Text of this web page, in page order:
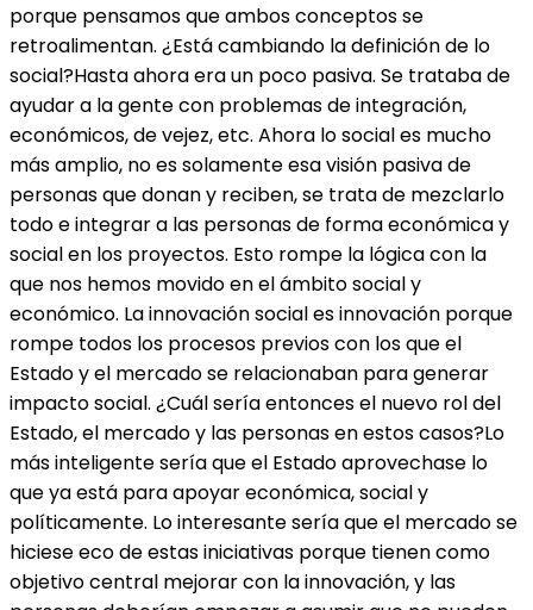
porque pensamos que ambos conceptos se
retroalimentan. ¿Está cambiando la definición de lo
social?Hasta ahora era un poco pasiva. Se trataba de
ayudar a la gente con problemas de integración,
económicos, de vejez, etc. Ahora lo social es mucho
más amplio, no es solamente esa visión pasiva de
personas que donan y reciben, se trata de mezclarlo
todo e integrar a las personas de forma económica y
social en los proyectos. Esto rompe la lógica con la
que nos hemos movido en el ámbito social y
económico. La innovación social es innovación porque
rompe todos los procesos previos con los que el
Estado y el mercado se relacionaban para generar
impacto social. ¿Cuál sería entonces el nuevo rol del
Estado, el mercado y las personas en estos casos?Lo
más inteligente sería que el Estado aprovechase lo
que ya está para apoyar económica, social y
políticamente. Lo interesante sería que el mercado se
hiciese eco de estas iniciativas porque tienen como
objetivo central mejorar con la innovación, y las